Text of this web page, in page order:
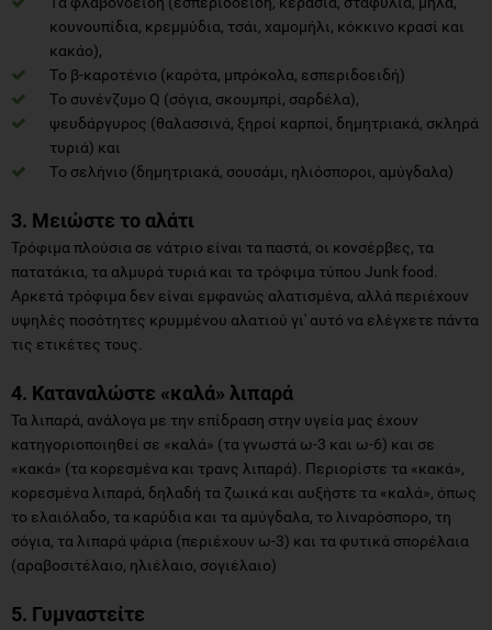
κουνουπίδια, κρεμμύδια, τσάι, χαμομήλι, κόκκινο κρασί και
κακάο),
Tο β-καροτένιο (καρότα, μπρόκολα, εσπεριδοειδή)
Tο συνένζυμο Q (σόγια, σκουμπρί, σαρδέλα),
ψευδάργυρος (θαλασσινά, ξηροί καρποί, δημητριακά, σκληρά
τυριά) και
Tο σελήνιο (δημητριακά, σουσάμι, ηλιόσποροι, αμύγδαλα)
3. Μειώστε το αλάτι
Τρόφιμα πλούσια σε νάτριο είναι τα παστά, οι κονσέρβες, τα
πατατάκια, τα αλμυρά τυριά και τα τρόφιμα τύπου Junk food.
Αρκετά τρόφιμα δεν είναι εμφανώς αλατισμένα, αλλά περιέχουν
υψηλές ποσότητες κρυμμένου αλατιού γι' αυτό να ελέγχετε πάντα
τις ετικέτες τους.
4. Καταναλώστε «καλά» λιπαρά
Τα λιπαρά, ανάλογα με την επίδραση στην υγεία μας έχουν
κατηγοριοποιηθεί σε «καλά» (τα γνωστά ω-3 και ω-6) και σε
«κακά» (τα κορεσμένα και τρανς λιπαρά). Περιορίστε τα «κακά»,
κορεσμένα λιπαρά, δηλαδή τα ζωικά και αυξήστε τα «καλά», όπως
το ελαιόλαδο, τα καρύδια και τα αμύγδαλα, το λιναρόσπορο, τη
σόγια, τα λιπαρά ψάρια (περιέχουν ω-3) και τα φυτικά σπορέλαια
(αραβοσιτέλαιο, ηλιέλαιο, σογιέλαιο)
5. Γυμναστείτε